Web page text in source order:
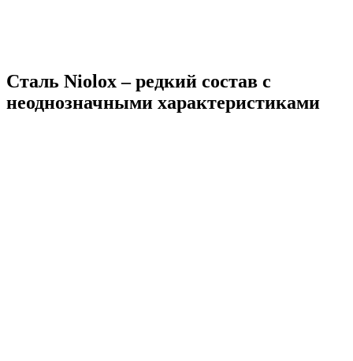
Сталь Niolox – редкий состав с
неоднозначными характеристиками